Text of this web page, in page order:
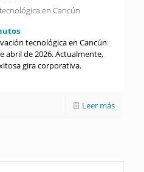
en Cancún
tecnológica en Cancún
abril de 2026. Actualmente,
gira corporativa.
Leer más